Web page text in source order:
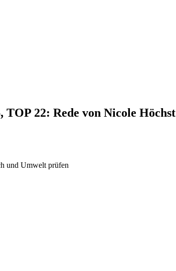
TOP 22: Rede von Nicole Höchst
und Umwelt prüfen